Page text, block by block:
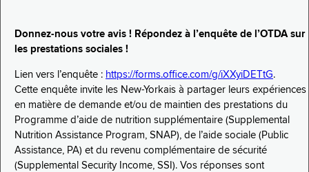
Donnez-nous votre avis ! Répondez à l’enquête de l’OTDA sur
les prestations sociales !
Lien vers l’enquête : https://forms.office.com/g/iXXyiDETtG.
Cette enquête invite les New-Yorkais à partager leurs expériences
en matière de demande et/ou de maintien des prestations du
Programme d’aide de nutrition supplémentaire (Supplemental
Nutrition Assistance Program, SNAP), de l’aide sociale (Public
Assistance, PA) et du revenu complémentaire de sécurité
(Supplemental Security Income, SSI). Vos réponses sont